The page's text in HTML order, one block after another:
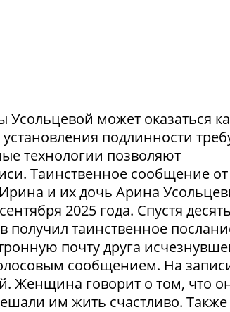
может оказаться
подлинности
технологии позволяют
Таинственное сообщение от
и их дочь Арина
2025 года. Спустя десять
таинственное
почту друга
сообщением. На
Женщина говорит о том, что
им жить счастливо. Также